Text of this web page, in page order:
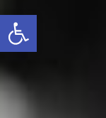
Open toolbar